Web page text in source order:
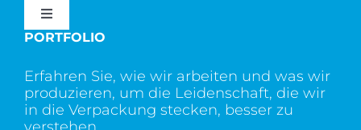
Toggle
Navigation
Dienstleistung
PORTFOLIO
Erfahren Sie, wie wir arbeiten und was wir
produzieren, um die Leidenschaft, die wir
in die Verpackung stecken, besser zu